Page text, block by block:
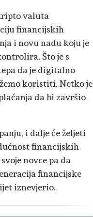
valuta
financijskih
i novu nadu koju je
Što je s
da je digitalno
koristiti. Netko je
da bi završio
i dalje će željeti
financijskih
novce pa da
financijske
iznevjerio.